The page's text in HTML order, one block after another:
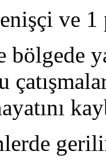
ve
bölgede